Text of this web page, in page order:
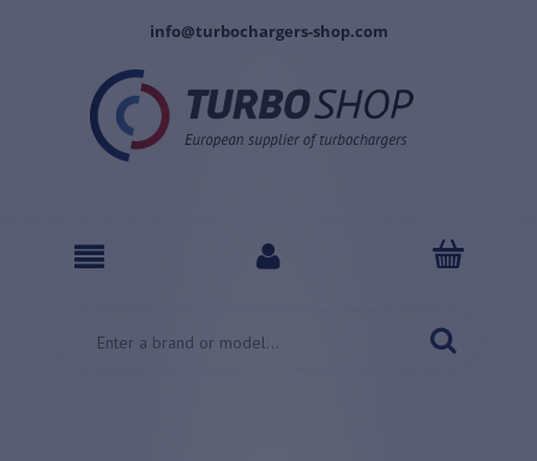
info@turbochargers-shop.com